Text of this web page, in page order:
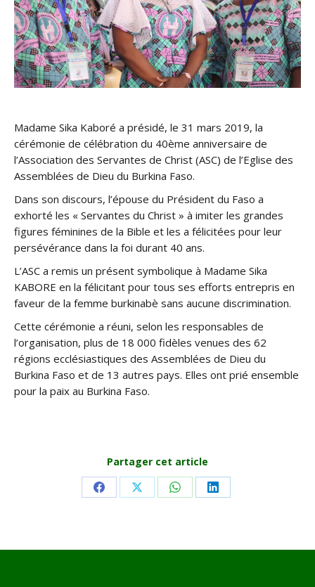
Madame Sika Kaboré a présidé, le 31 mars 2019, la
cérémonie de célébration du 40ème anniversaire de
l’Association des Servantes de Christ (ASC) de l’Eglise des
Assemblées de Dieu du Burkina Faso.
Dans son discours, l’épouse du Président du Faso a
exhorté les « Servantes du Christ » à imiter les grandes
figures féminines de la Bible et les a félicitées pour leur
persévérance dans la foi durant 40 ans.
L’ASC a remis un présent symbolique à Madame Sika
KABORE en la félicitant pour tous ses efforts entrepris en
faveur de la femme burkinabè sans aucune discrimination.
Cette cérémonie a réuni, selon les responsables de
l’organisation, plus de 18 000 fidèles venues des 62
régions ecclésiastiques des Assemblées de Dieu du
Burkina Faso et de 13 autres pays. Elles ont prié ensemble
pour la paix au Burkina Faso.
Partager cet article
Share Share Share Share